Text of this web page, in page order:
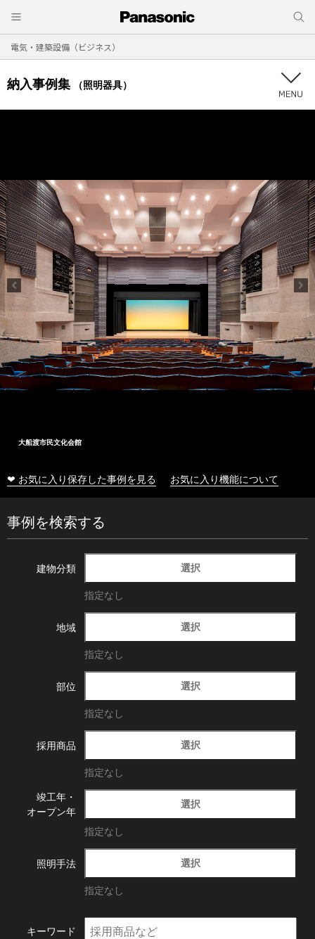
電気・建築設備（ビジネス）
納入事例集 （照明器具）
大船渡市民文化会館
❤ お気に入り保存した事例を見る お気に入り機能について
事例を検索する
建物分類 選択
指定なし
地域 選択
指定なし
部位 選択
指定なし
採用商品 選択
指定なし
竣工年・
オープン年
選択
指定なし
照明手法 選択
指定なし
キーワード